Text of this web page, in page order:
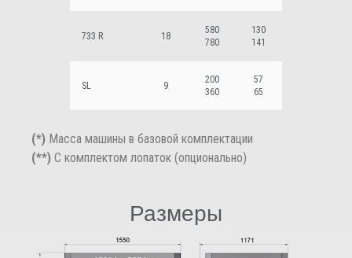
733 R 18
580
780
130
141
SL 9
200
360
57
65
(*) Масса машины в базовой комплектации
(**) С комплектом лопаток (опционально)
Размеры